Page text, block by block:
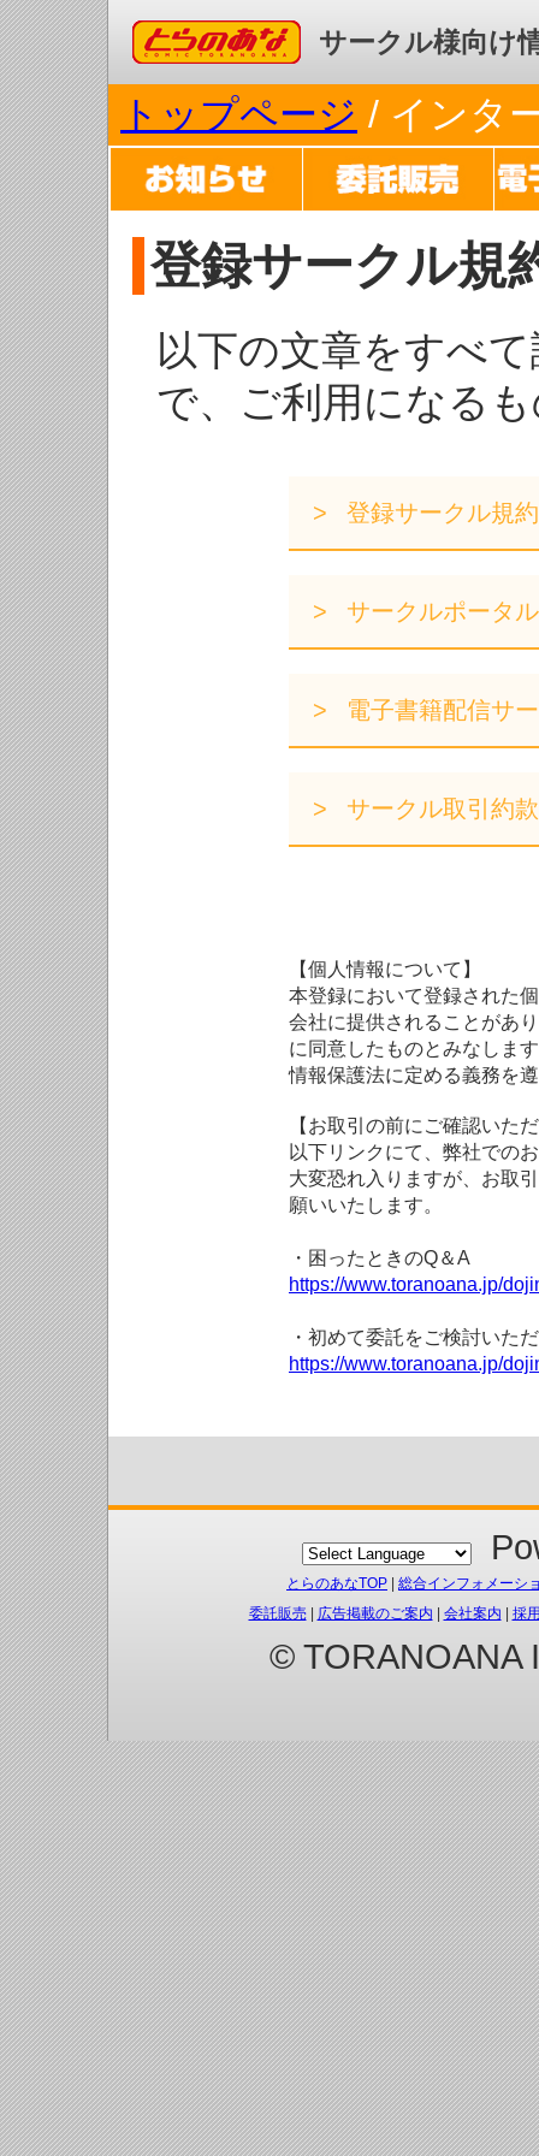
コミックとらのあな サークル様向け
トップページ / インタ
登録サークル規
以下の文章をすべ
で、ご利用になる
登録サークル規約
サークルポータ
電子書籍配信サ
サークル取引約款
【個人情報について】
本登録において登録された
会社に提供されることがあ
に同意したものとみなしま
情報保護法に定める義務を
【お取引の前にご確認いた
以下リンクにて、弊社での
大変恐れ入りますが、お取
願いいたします。
・困ったときのQ＆A
https://www.toranoana.jp/
・初めて委託をご検討いた
https://www.toranoana.jp/
とらのあなTOP
総合インフォメーシ
委託販売| 広告掲載のご案内 会社案内 採
© TORANOANA